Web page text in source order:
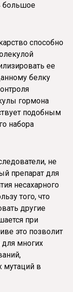
большое
способно
ее
белку
гормона
подобным
набора
не
препарат для
несахарного
того, что
другие
при
это позволит
для многих
в